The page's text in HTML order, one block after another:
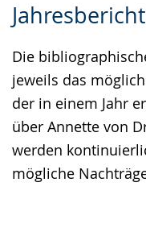
Die
jeweils das
der in einem Jahr
über Annette von
werden
mögliche
Leichten
wechseln.
Audio-
Video
Deutscher
Gebärdensprache
wird
angezeigt.